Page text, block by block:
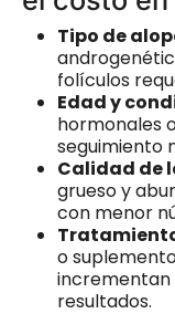
Tipo de
folículos
Edad y
hormonales
seguimiento
Calidad de
grueso y
con menor
o
incrementan
resultados.